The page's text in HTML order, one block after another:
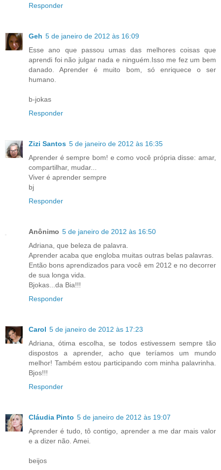
Responder
Geh 5 de janeiro de 2012 às 16:09
Esse ano que passou umas das melhores coisas que
aprendi foi não julgar nada e ninguém.Isso me fez um bem
danado. Aprender é muito bom, só enriquece o ser
humano.
b-jokas
Responder
Zizi Santos 5 de janeiro de 2012 às 16:35
Aprender é sempre bom! e como você própria disse: amar,
compartilhar, mudar...
Viver é aprender sempre
bj
Responder
Anônimo 5 de janeiro de 2012 às 16:50
Adriana, que beleza de palavra.
Aprender acaba que engloba muitas outras belas palavras.
Então bons aprendizados para você em 2012 e no decorrer
de sua longa vida.
Bjokas...da Bia!!!
Responder
Carol 5 de janeiro de 2012 às 17:23
Adriana, ótima escolha, se todos estivessem sempre tão
dispostos a aprender, acho que teríamos um mundo
melhor! Também estou participando com minha palavrinha.
Bjos!!!
Responder
Cláudia Pinto 5 de janeiro de 2012 às 19:07
Aprender é tudo, tô contigo, aprender a me dar mais valor
e a dizer não. Amei.
beijos